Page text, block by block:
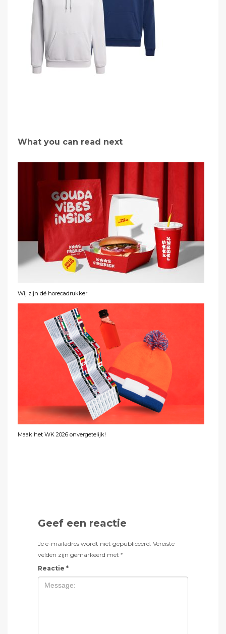
What you can read next
Wij zijn dé horecadrukker
Maak het WK 2026 onvergetelijk!
Geef een reactie
Je e-mailadres wordt niet gepubliceerd. Vereiste
velden zijn gemarkeerd met *
Reactie *